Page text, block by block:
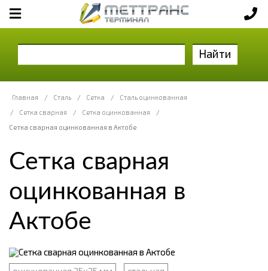
Найти
Главная / Сталь / Сетка /
Сталь оцинкованная
/
Сетка сварная / Сетка оцинкованная
/
Сетка сварная оцинкованная в Актобе
Сетка сварная
оцинкованная в
Актобе